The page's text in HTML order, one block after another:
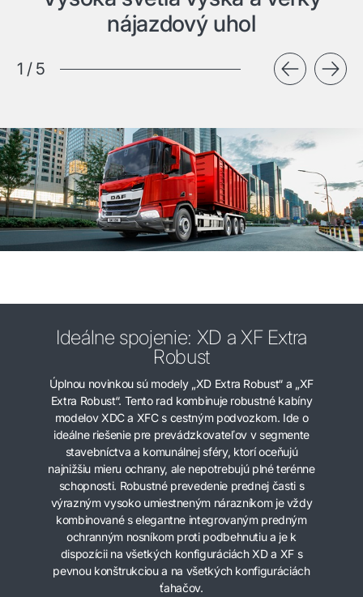
nájazdový uhol
1 / 5
Ideálne spojenie: XD a XF Extra
Robust
Úplnou novinkou sú modely „XD Extra Robust“ a „XF
Extra Robust“. Tento rad kombinuje robustné kabíny
modelov XDC a XFC s cestným podvozkom. Ide o
ideálne riešenie pre prevádzkovateľov v segmente
stavebníctva a komunálnej sféry, ktorí oceňujú
najnižšiu mieru ochrany, ale nepotrebujú plné terénne
schopnosti. Robustné prevedenie prednej časti s
výrazným vysoko umiestneným nárazníkom je vždy
kombinované s elegantne integrovaným predným
ochranným nosníkom proti podbehnutiu a je k
dispozícii na všetkých konfiguráciách XD a XF s
pevnou konštrukciou a na všetkých konfiguráciách
ťahačov.